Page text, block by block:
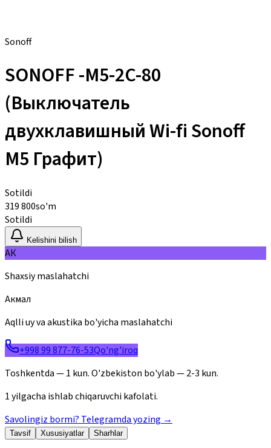
Sonoff
SONOFF -M5-2C-80
(Выключатель
двухклавишный Wi-fi Sonoff
M5 Графит)
Sotildi
319 800so'm
Sotildi
Kelishini bilish
АК
Shaxsiy maslahatchi
Акмал
Aqlli uy va akustika bo'yicha maslahatchi
+998 99 877-76-53Qo'ng'iroq
Toshkentda — 1 kun. O'zbekiston bo'ylab — 2-3 kun.
1 yilgacha ishlab chiqaruvchi kafolati.
Savolingiz bormi? Telegramda yozing →
Tavsif Xususiyatlar Sharhlar